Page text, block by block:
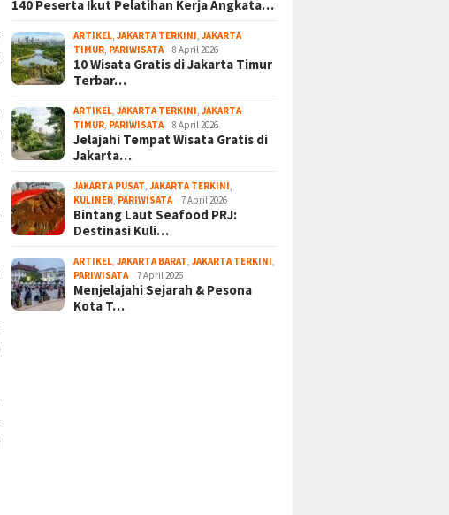
140 Peserta Ikut Pelatihan Kerja Angkata…
ARTIKEL ,JAKARTA TERKINI ,JAKARTA
TIMUR PARIWISATA 8 April 2026
10 Wisata Gratis di Jakarta Timur
Terbar…
ARTIKEL ,JAKARTA TERKINI ,JAKARTA
TIMUR PARIWISATA 8 April 2026
Jelajahi Tempat Wisata Gratis di
Jakarta…
JAKARTA PUSAT ,JAKARTA TERKINI
KULINER PARIWISATA 7 April 2026
Bintang Laut Seafood PRJ:
Destinasi Kuli…
ARTIKEL ,JAKARTA BARAT ,JAKARTA TERKINI
PARIWISATA
7 April 2026
Menjelajahi Sejarah & Pesona
Kota T…